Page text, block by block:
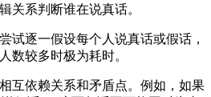
关系判断谁在说真话。
试逐一假设每个人说真话或假话，
数较多时极为耗时。
互依赖关系和矛盾点。例如，如果